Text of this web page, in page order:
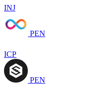
INJ
PEN
ICP
PEN